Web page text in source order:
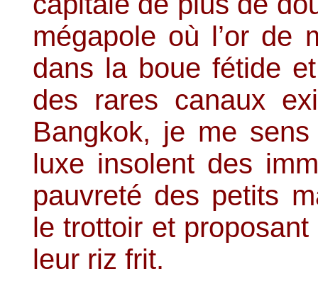
mégapole où l’or de
dans la boue fétide
des rares canaux
Bangkok, je me
luxe insolent des
pauvreté des petits
le trottoir et
leur riz frit.